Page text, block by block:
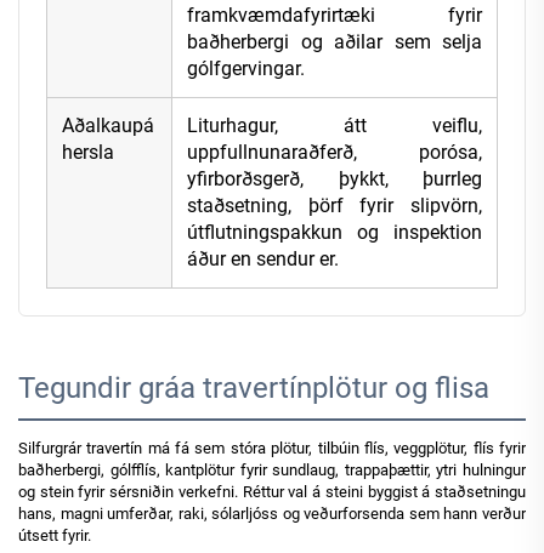
framkvæmdafyrirtæki fyrir
baðherbergi og aðilar sem selja
gólfgervingar.
Aðalkaupá
hersla
Liturhagur, átt veiflu,
uppfullnunaraðferð, porósa,
yfirborðsgerð, þykkt, þurrleg
staðsetning, þörf fyrir slipvörn,
útflutningspakkun og inspektion
áður en sendur er.
Tegundir gráa travertínplötur og flisa
Silfurgrár travertín má fá sem stóra plötur, tilbúin flís, veggplötur, flís fyrir
baðherbergi, gólfflís, kantplötur fyrir sundlaug, trappaþættir, ytri hulningur
og stein fyrir sérsniðin verkefni. Réttur val á steini byggist á staðsetningu
hans, magni umferðar, raki, sólarljóss og veðurforsenda sem hann verður
útsett fyrir.